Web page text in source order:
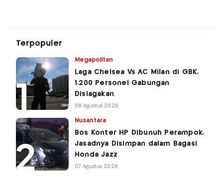
Terpopuler
Megapolitan
Laga Chelsea Vs AC Milan di GBK,
1.200 Personel Gabungan
Disiagakan
08 Agustus 2026
Nusantara
Bos Konter HP Dibunuh Perampok,
Jasadnya Disimpan dalam Bagasi
Honda Jazz
07 Agustus 2026